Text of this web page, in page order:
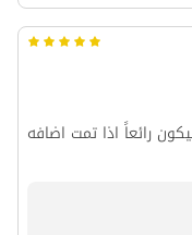
رائعاً اذا تمت اضافه